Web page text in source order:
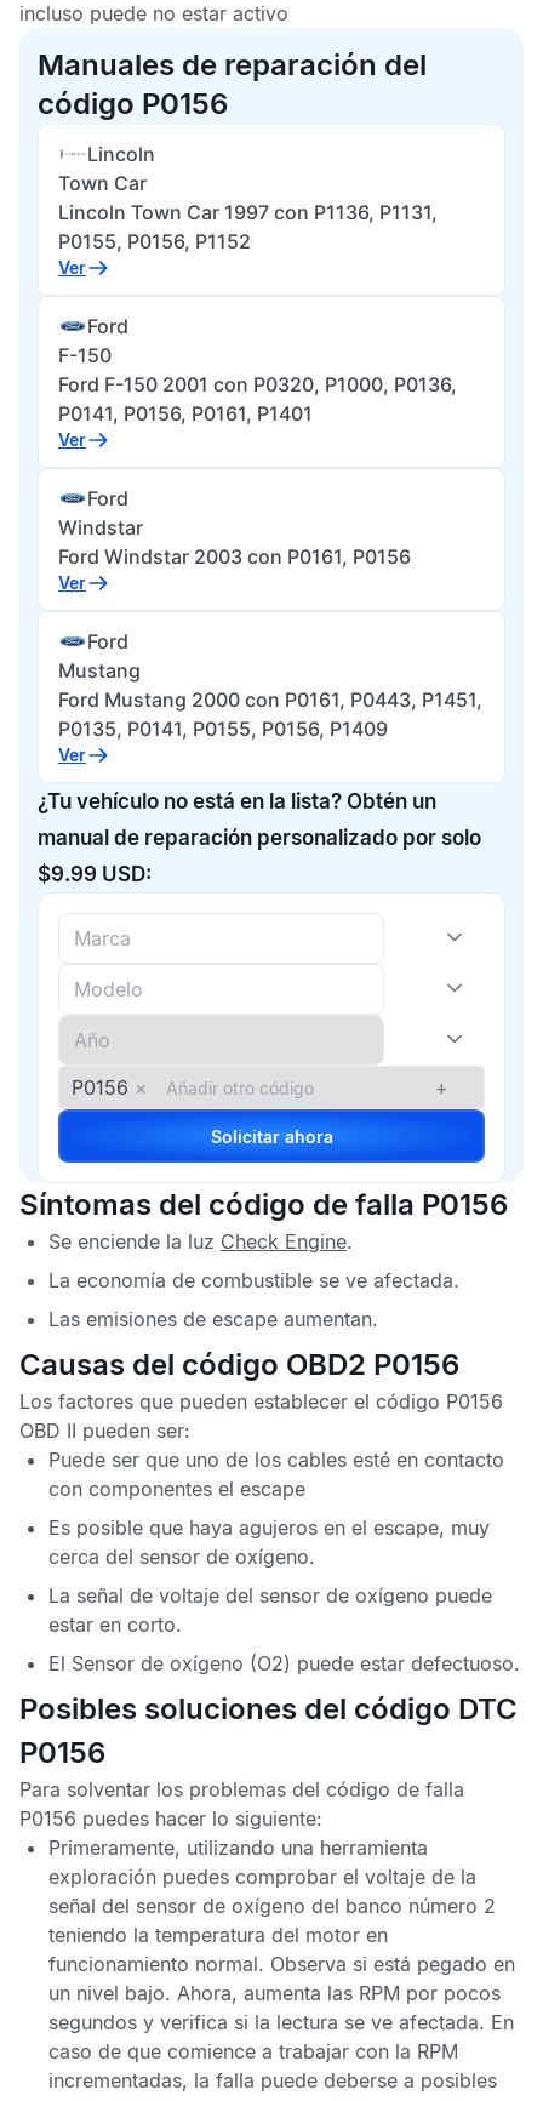
incluso puede no estar activo
Manuales de reparación del
código P0156
Lincoln
Town Car
Lincoln Town Car 1997 con P1136, P1131,
P0155, P0156, P1152
Ver
Ford
F-150
Ford F-150 2001 con P0320, P1000, P0136,
P0141, P0156, P0161, P1401
Ver
Ford
Windstar
Ford Windstar 2003 con P0161, P0156
Ver
Ford
Mustang
Ford Mustang 2000 con P0161, P0443, P1451,
P0135, P0141, P0155, P0156, P1409
Ver
¿Tu vehículo no está en la lista? Obtén un
manual de reparación personalizado por solo
$9.99 USD:
P0156 × +
Solicitar ahora
Síntomas del código de falla P0156
Se enciende la luz Check Engine.
La economía de combustible se ve afectada.
Las emisiones de escape aumentan.
Causas del código OBD2 P0156
Los factores que pueden establecer el código P0156
OBD II pueden ser:
Puede ser que uno de los cables esté en contacto
con componentes el escape
Es posible que haya agujeros en el escape, muy
cerca del sensor de oxígeno.
La señal de voltaje del sensor de oxígeno puede
estar en corto.
El Sensor de oxígeno (O2) puede estar defectuoso.
Posibles soluciones del código DTC
P0156
Para solventar los problemas del código de falla
P0156 puedes hacer lo siguiente:
Primeramente, utilizando una herramienta
exploración puedes comprobar el voltaje de la
señal del sensor de oxígeno del banco número 2
teniendo la temperatura del motor en
funcionamiento normal. Observa si está pegado en
un nivel bajo. Ahora, aumenta las RPM por pocos
segundos y verifica si la lectura se ve afectada. En
caso de que comience a trabajar con la RPM
incrementadas, la falla puede deberse a posibles